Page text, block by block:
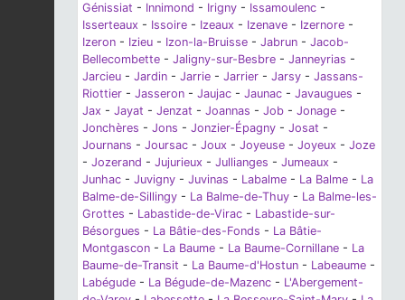
Génissiat - Innimond - Irigny - Issamoulenc -
Isserteaux - Issoire - Izeaux - Izenave - Izernore -
Izeron - Izieu - Izon-la-Bruisse - Jabrun - Jacob-
Bellecombette - Jaligny-sur-Besbre - Janneyrias -
Jarcieu - Jardin - Jarrie - Jarrier - Jarsy - Jassans-
Riottier - Jasseron - Jaujac - Jaunac - Javaugues -
Jax - Jayat - Jenzat - Joannas - Job - Jonage -
Jonchères - Jons - Jonzier-Épagny - Josat -
Journans - Joursac - Joux - Joyeuse - Joyeux - Joze
- Jozerand - Jujurieux - Jullianges - Jumeaux -
Junhac - Juvigny - Juvinas - Labalme - La Balme - La
Balme-de-Sillingy - La Balme-de-Thuy - La Balme-les-
Grottes - Labastide-de-Virac - Labastide-sur-
Bésorgues - La Bâtie-des-Fonds - La Bâtie-
Montgascon - La Baume - La Baume-Cornillane - La
Baume-de-Transit - La Baume-d'Hostun - Labeaume -
Labégude - La Bégude-de-Mazenc - L'Abergement-